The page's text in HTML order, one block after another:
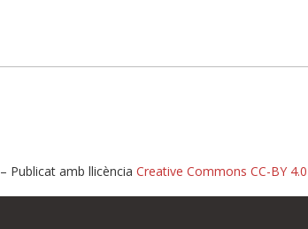
– Publicat amb llicència Creative Commons CC-BY 4.0